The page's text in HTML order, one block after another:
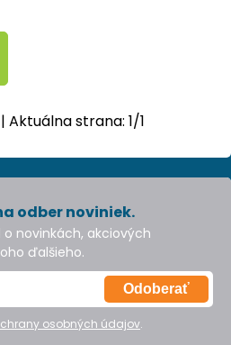
| Aktuálna strana: 1/1
odber noviniek.
novinkách, akciových
ďalšieho.
Odoberať
osobných údajov.